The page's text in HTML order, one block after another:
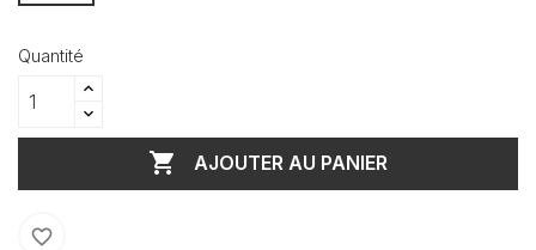
Quantité
 AJOUTER AU PANIER
favorite_border